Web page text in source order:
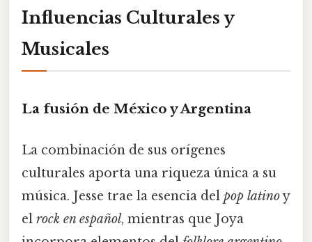
Influencias Culturales y
Musicales
La fusión de México y Argentina
La combinación de sus orígenes
culturales aporta una riqueza única a su
música. Jesse trae la esencia del pop latinoy
el rock en español, mientras que Joya